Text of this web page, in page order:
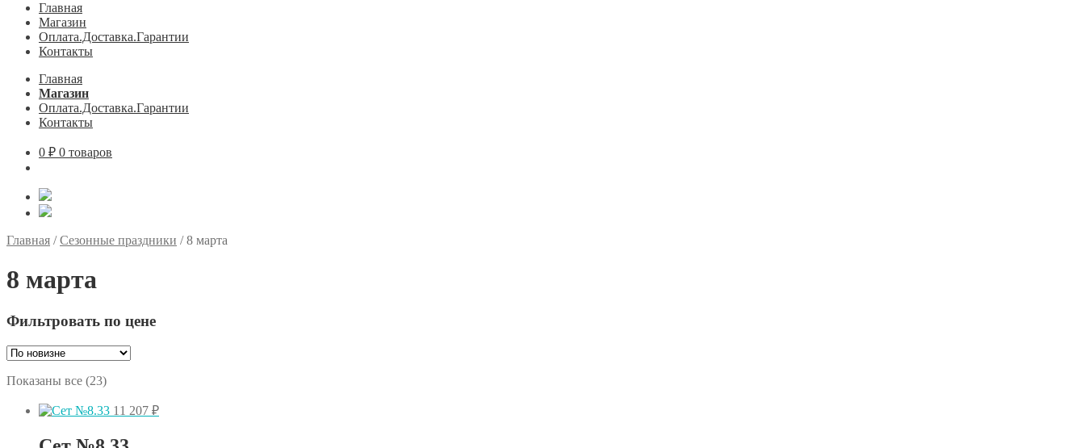
Главная
Магазин
Оплата.Доставка.Гарантии
Контакты
Главная
Магазин
Оплата.Доставка.Гарантии
Контакты
0 ₽ 0 товаров
Главная /Сезонные праздники /8 марта
8 марта
Фильтровать по цене
Показаны все (23)Сортировка:
недавние
11 207 ₽